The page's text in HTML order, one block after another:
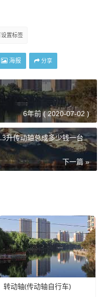
置标签
海报 分享
6年前 ( 2020-07-02 )
升传动轴总成多少钱一台
下一篇 »
转动轴(传动轴自行车)